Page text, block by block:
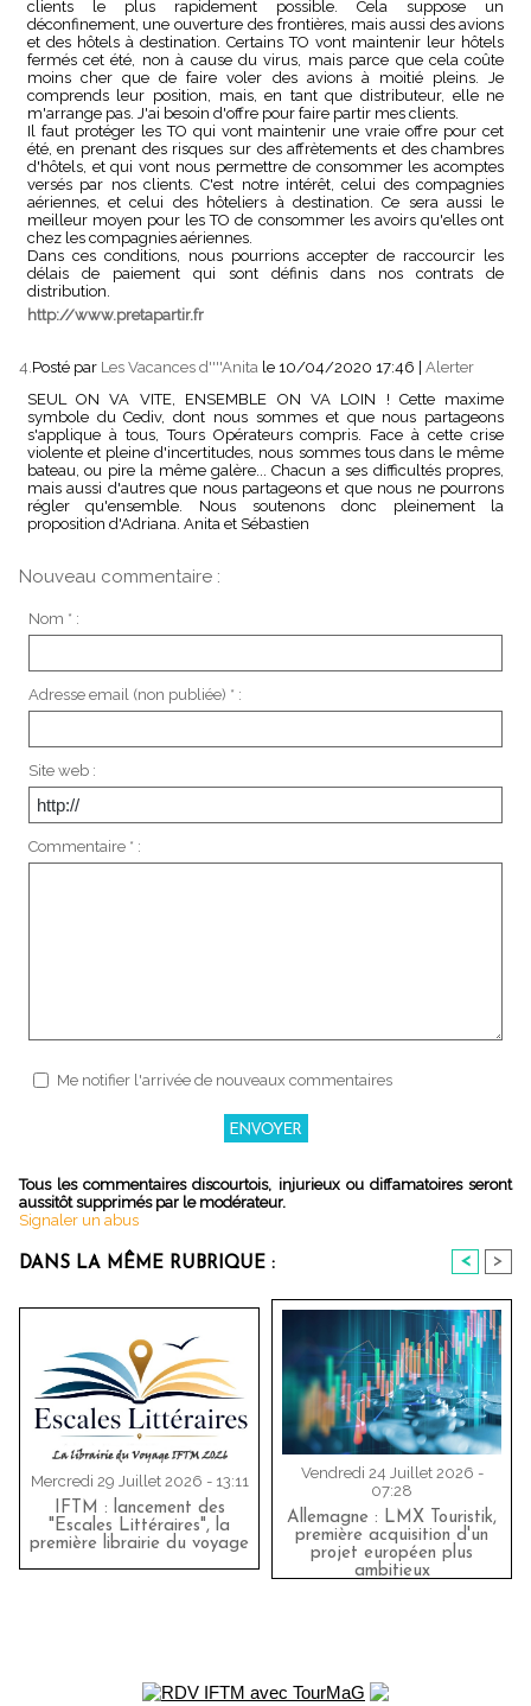
clients le plus rapidement possible. Cela suppose un
déconfinement, une ouverture des frontières, mais aussi des avions
et des hôtels à destination. Certains TO vont maintenir leur hôtels
fermés cet été, non à cause du virus, mais parce que cela coûte
moins cher que de faire voler des avions à moitié pleins. Je
comprends leur position, mais, en tant que distributeur, elle ne
m'arrange pas. J'ai besoin d'offre pour faire partir mes clients.
Il faut protéger les TO qui vont maintenir une vraie offre pour cet
été, en prenant des risques sur des affrètements et des chambres
d'hôtels, et qui vont nous permettre de consommer les acomptes
versés par nos clients. C'est notre intérêt, celui des compagnies
aériennes, et celui des hôteliers à destination. Ce sera aussi le
meilleur moyen pour les TO de consommer les avoirs qu'elles ont
chez les compagnies aériennes.
Dans ces conditions, nous pourrions accepter de raccourcir les
délais de paiement qui sont définis dans nos contrats de
distribution.
http://www.pretapartir.fr
4. Posté par Les Vacances d''''Anita le 10/04/2020 17:46
Alerter
SEUL ON VA VITE, ENSEMBLE ON VA LOIN ! Cette maxime
symbole du Cediv, dont nous sommes et que nous partageons
s'applique à tous, Tours Opérateurs compris. Face à cette crise
violente et pleine d'incertitudes, nous sommes tous dans le même
bateau, ou pire la même galère... Chacun a ses difficultés propres,
mais aussi d'autres que nous partageons et que nous ne pourrons
régler qu'ensemble. Nous soutenons donc pleinement la
proposition d'Adriana. Anita et Sébastien
Nouveau commentaire :
Nom * :
Adresse email (non publiée) * :
Site web :
Commentaire * :
Me notifier l'arrivée de nouveaux commentaires
Tous les commentaires discourtois, injurieux ou diffamatoires seront
aussitôt supprimés par le modérateur.
Signaler un abus
DANS LA MÊME RUBRIQUE : < >
Mercredi 29 Juillet 2026 - 13:11
IFTM : lancement des
"Escales Littéraires", la
première librairie du voyage
Vendredi 24 Juillet 2026 -
07:28
Allemagne : LMX Touristik,
première acquisition d'un
projet européen plus
ambitieux